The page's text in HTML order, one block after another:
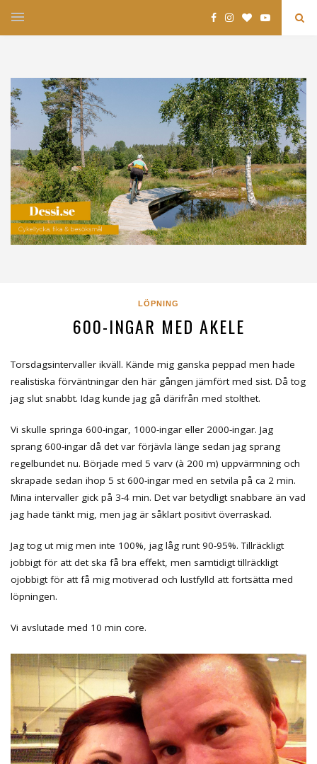
LÖPNING
600-INGAR MED AKELE
Torsdagsintervaller ikväll. Kände mig ganska peppad men hade
realistiska förväntningar den här gången jämfört med sist. Då tog
jag slut snabbt. Idag kunde jag gå därifrån med stolthet.
Vi skulle springa 600-ingar, 1000-ingar eller 2000-ingar. Jag
sprang 600-ingar då det var förjävla länge sedan jag sprang
regelbundet nu. Började med 5 varv (à 200 m) uppvärmning och
skrapade sedan ihop 5 st 600-ingar med en setvila på ca 2 min.
Mina intervaller gick på 3-4 min. Det var betydligt snabbare än vad
jag hade tänkt mig, men jag är såklart positivt överraskad.
Jag tog ut mig men inte 100%, jag låg runt 90-95%. Tillräckligt
jobbigt för att det ska få bra effekt, men samtidigt tillräckligt
ojobbigt för att få mig motiverad och lustfylld att fortsätta med
löpningen.
Vi avslutade med 10 min core.